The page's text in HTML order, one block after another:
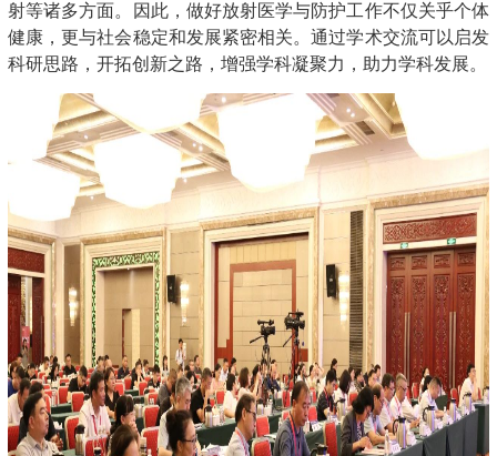
射等诸多方面。因此，做好放射医学与防护工作不仅关乎个体
健康，更与社会稳定和发展紧密相关。通过学术交流可以启发
科研思路，开拓创新之路，增强学科凝聚力，助力学科发展。